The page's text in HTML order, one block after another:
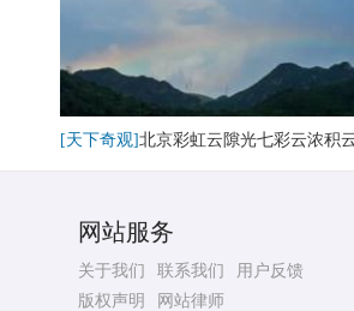
[天下奇观]北京彩虹云隙光七彩云浓积
网站服务
关于我们 联系我们
用户反馈
版权声明
网站律师